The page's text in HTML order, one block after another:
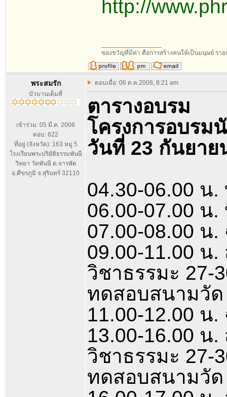
http://
ของขวัญที่มีค่า คือการสร้างคนให้เป็นมนุษย์ รา
พระสมรัก
บัวบานเต็มที่
เข้าร่วม: 05 มี.ค. 2006
ตอบ: 622
ที่อยู่ (จังหวัด): 163 หมู่ 5
โรงเรียนพระปริยัติธรรมพันษี
วิทยา วัดพันษี ต.จารพัต
อ.ศีขรภูมิ จ.สุรินทร์ 32110
ตอบเมื่อ: 06 ต.ค.2008, 8:21 am
ตารางอบรม
โครงการอบรม
วันที่ 23 กันยาย
04.30-06.00 น
06.00-07.00
07.00-08.00 น.
09.00-11.00 น
วิชาธรรมะ 27-
ทดสอบสนามวัด
11.00-12.00
13.00-16.00 น
วิชาธรรมะ 27-
ทดสอบสนามวัด